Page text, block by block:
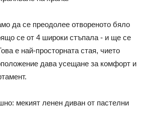
да се преодолее отвореното бяло
се от 4 широки стъпала - и ще се
е най-просторната стая, чието
дава усещане за комфорт и
мекият ленен диван от пастелни